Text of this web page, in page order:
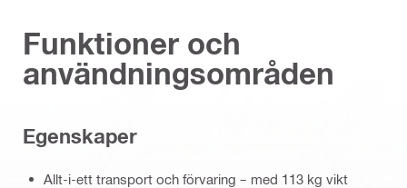
Funktioner och
användningsområden
Egenskaper
Allt-i-ett transport och förvaring – med 113 kg vikt